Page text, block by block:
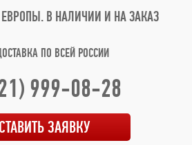
В НАЛИЧИИ И НА ЗАКАЗ
ПО ВСЕЙ РОССИИ
999-08-28
ЗАЯВКУ